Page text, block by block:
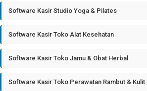
Software Kasir Studio Yoga & Pilates
Software Kasir Toko Alat Kesehatan
Software Kasir Toko Jamu & Obat Herbal
Software Kasir Toko Perawatan Rambut & Kulit